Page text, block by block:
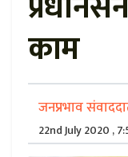
काम
जनप्रभाव
22nd July 2020 ,